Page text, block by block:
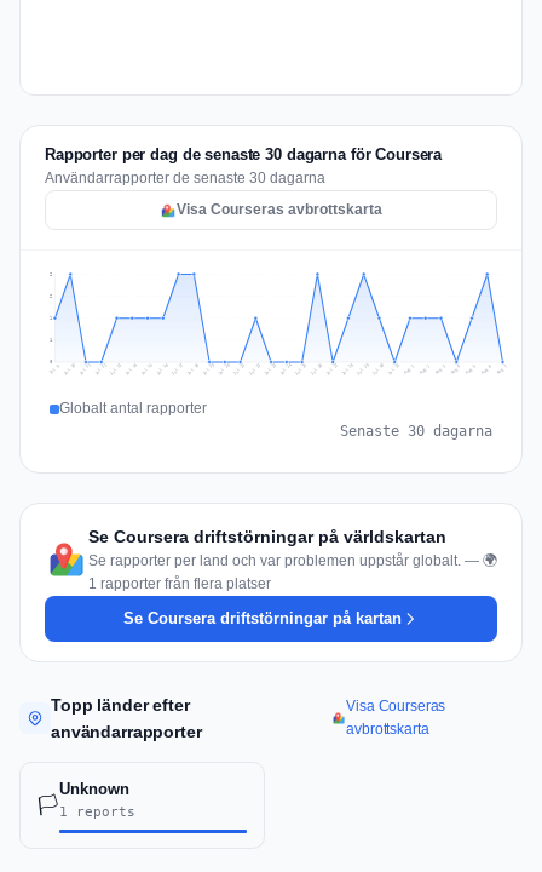
Rapporter per dag de senaste 30 dagarna för Coursera
Användarrapporter de senaste 30 dagarna
Visa Courseras avbrottskarta
1
1
2
2
Jul 9 Jul 10 Jul 11 Jul 12 Jul 13 Jul 14 Jul 15 Jul 16 Jul 17 Jul 18 Jul 19 Jul 20 Jul 21 Jul 22 Jul 23 Jul 24 Jul 25 Jul 26 Jul 27 Jul 28 Jul 29 Jul 30 Jul 31 Aug 1 Aug 2 Aug 3 Aug 4 Aug 5 Aug 6 Aug 7
Globalt antal rapporter
Senaste 30 dagarna
Se Coursera driftstörningar på världskartan
Se rapporter per land och var problemen uppstår globalt. — 🌍
1 rapporter från flera platser
Se Coursera driftstörningar på kartan
Topp länder efter
användarrapporter
Visa Courseras
avbrottskarta
🏳️
Unknown
1 reports